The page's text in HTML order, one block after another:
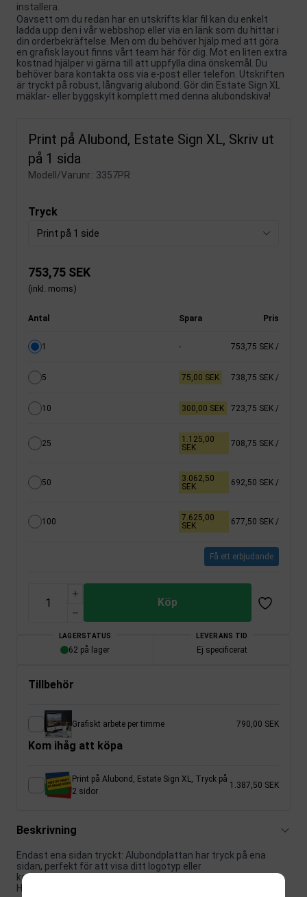
installera.
Oavsett om du redan har en utskrifts klar fil kan du enkelt
ladda upp den i vår webbshop eller via en länk som du hittar i
din orderbekräftelse. Men om du behöver hjälp med att göra
en grafisk layout finns vårt team här för dig. Mot en liten extra
kostnad hjälper vi gärna till att uppfylla dina önskemål. Du
behöver bara kontakta oss via e-post eller telefon. Utskriften
är tryckt på robust, långvarig alubond. Gör din Estate Sign XL
mäklar- eller byggskylt komplett med denna alubondskiva!
Print på Alubond, Estate Sign XL, Skriv ut
på 1 sida
Modell/Varunr.: 3357PR
Tryck
Print på 1 side
753,75 SEK
(inkl. moms)
Antal Spara Pris
1 - 753,75 SEK /
5 75,00 SEK 738,75 SEK /
10 300,00 SEK 723,75 SEK /
25
1.125,00
SEK
708,75 SEK /
50
3.062,50
SEK
692,50 SEK /
100
7.625,00
SEK
677,50 SEK /
Få ett erbjudande
Köp
LAGERSTATUS
62 på lager
LEVERANS TID
Ej specificerat
Tillbehör
Grafiskt arbete per timme 790,00 SEK
Kom ihåg att köpa
Print på Alubond, Estate Sign XL, Tryck på
2 sidor
1.387,50 SEK
Beskrivning
Endast ena sidan tryckt: Alubondplattan har tryck på ena
sidan, perfekt för att visa ditt logotyp eller
kontaktinformation.
Hög kvalitet: Plattan är 3 mm och laminerad, vilket garanterar